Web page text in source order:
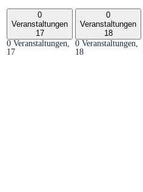
0
Veranstaltungen
17
0 Veranstaltungen,
17
0
Veranstaltungen
18
0 Veranstaltungen,
18